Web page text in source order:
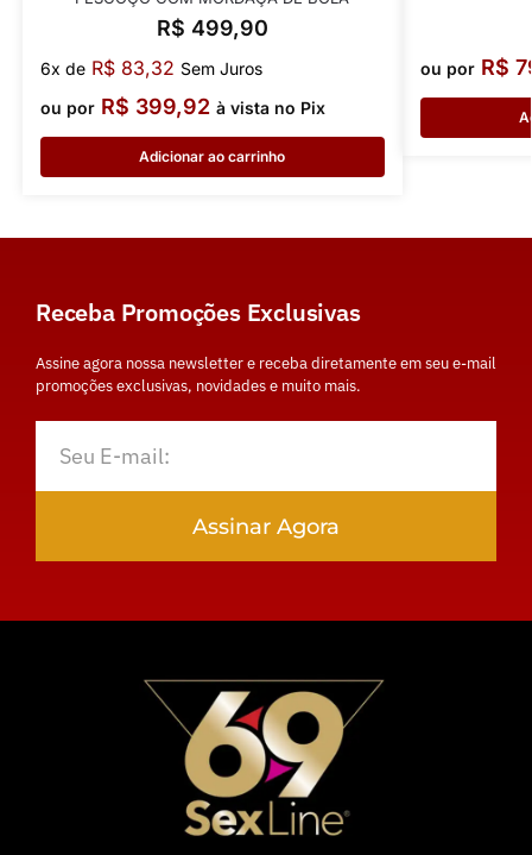
R$ 499,90
6x de R$83,32 Sem Juros
ou por R$ 399,92 à vista no Pix
Adicionar ao carrinho
ou por R$
Receba Promoções Exclusivas
Assine agora nossa newsletter e receba diretamente em seu e-mail
promoções exclusivas, novidades e muito mais.
Assinar Agora